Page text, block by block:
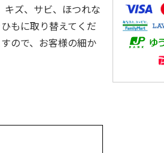
ズ、サビ、ほつれな
もに取り替えてくだ
ので、お客様の細か